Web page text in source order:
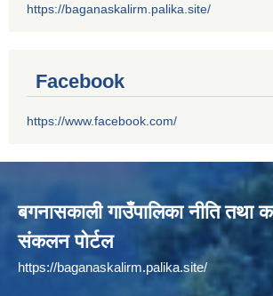
https://baganaskalirm.palika.site/
Facebook
https://www.facebook.com/
बगनासकाली गाउँपालिका नीति तथा
संकलन पोर्टल
https://baganaskalirm.palika.site/